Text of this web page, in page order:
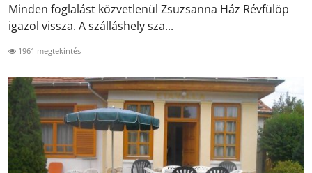
Minden foglalást közvetlenül Zsuzsanna Ház Révfülöp
igazol vissza. A szálláshely sza...
1961 megtekintés